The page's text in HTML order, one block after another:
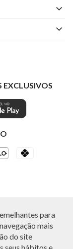
para
mais
do site
EXCLUSIVOS